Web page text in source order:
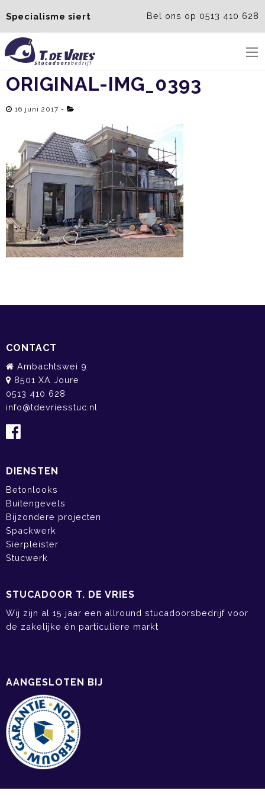
Specialisme siert Bel ons op 0513 410 628
ORIGINAL-IMG_0393
16 juni 2017 -
CONTACT
Ambachtswei 9
8501 XA Joure
0513 410 628
info@tdevriesstuc.nl
DIENSTEN
Betonlooks
Buitengevels
Bijzondere projecten
Spackwerk
Sierpleister
Stucwerk
STUCADOOR T. DE VRIES
Wij zijn al 15 jaar een allround stucadoorsbedrijf voor
de zakelijke én particuliere markt
AANGESLOTEN BIJ